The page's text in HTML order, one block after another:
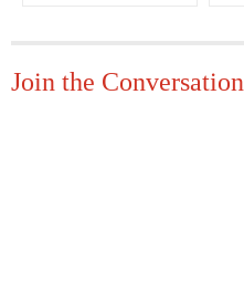
Join the Conversation